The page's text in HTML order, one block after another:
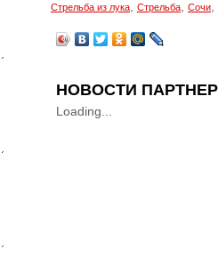
Стрельба из лука
Стрельба Сочи
НОВОСТИ
Loading...